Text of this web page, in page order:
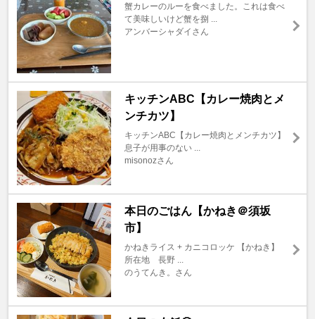
蟹カレーのルーを食べました。これは食べ
て美味しいけど蟹を捌 ...
アンバーシャダイさん
キッチンABC【カレー焼肉とメ
ンチカツ】
キッチンABC【カレー焼肉とメンチカツ】
息子が用事のない ...
misonozさん
本日のごはん【かねき＠須坂
市】
かねきライス + カニコロッケ 【かねき】
所在地 長野 ...
のうてんき。さん